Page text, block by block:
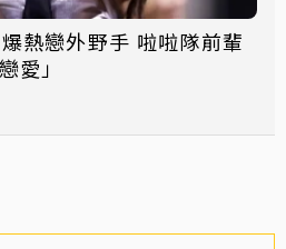
熱戀外野手 啦啦隊前輩
愛」